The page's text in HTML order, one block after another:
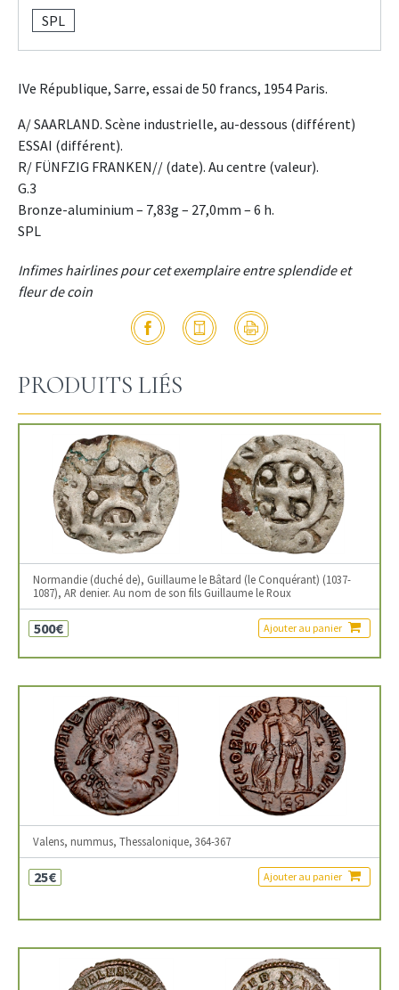
SPL
IVe République, Sarre, essai de 50 francs, 1954 Paris.
A/ SAARLAND. Scène industrielle, au-dessous (différent)
ESSAI (différent).
R/ FÜNFZIG FRANKEN// (date). Au centre (valeur).
G.3
Bronze-aluminium – 7,83g – 27,0mm – 6 h.
SPL
Infimes hairlines pour cet exemplaire entre splendide et
fleur de coin
PRODUITS LIÉS
Normandie (duché de), Guillaume le Bâtard (le Conquérant) (1037-
1087), AR denier. Au nom de son fils Guillaume le Roux
500€ Ajouter au panier
Valens, nummus, Thessalonique, 364-367
25€ Ajouter au panier